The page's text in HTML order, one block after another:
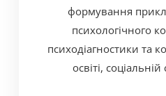
формування
психологічного
психодіагностики та
освіті, соціальній